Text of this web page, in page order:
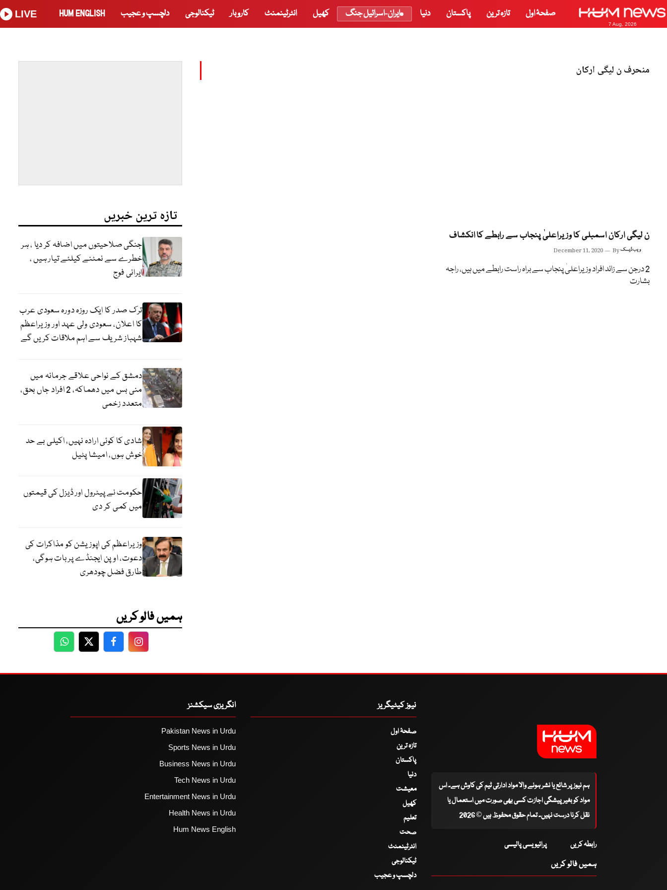
7 Aug, 2026
صفحۂ اول تازہ ترین پاکستان دنیا ایران-اسرائیل جنگ کھیل انٹرٹینمنٹ کاروبار ٹیکنالوجی دلچسپ و عجیب HUM ENGLISH
LIVE
منحرف ن لیگی ارکان
ن لیگی ارکان اسمبلی کا وزیراعلیٰ پنجاب سے رابطے کا انکشاف
December 11, 2020 Byویب ڈیسک
2 درجن سے زائد افراد وزیراعلیٰ پنجاب سے براہ راست رابطے میں ہیں، راجہ
بشارت
تازہ ترین خبریں
جنگی صلاحیتوں میں اضافہ کر دیا ، ہر
خطرے سے نمٹنے کیلئے تیار ہیں ،
ایرانی فوج
ترک صدر کا ایک روزہ دورہ سعودی عرب
کا اعلان، سعودی ولی عہد اور وزیراعظم
شہباز شریف سے اہم ملاقات کریں گے
دمشق کے نواحی علاقے جرمانہ میں
منی بس میں دھماکہ، 2 افراد جاں بحق،
متعدد زخمی
شادی کا کوئی ارادہ نہیں، اکیلی بے حد
خوش ہوں، امیشا پٹیل
حکومت نے پیٹرول اور ڈیزل کی قیمتوں
میں کمی کر دی
وزیراعظم کی اپوزیشن کو مذاکرات کی
دعوت، اوپن ایجنڈے پر بات ہوگی،
طارق فضل چودھری
ہمیں فالو کریں
WhatsApp
TwitterFacebookFacebook
ہم نیوز پر شائع یا نشر ہونے والا مواد ادارتی ٹیم کی کاوش ہے۔ اس
مواد کو بغیر پیشگی اجازت کسی بھی صورت میں استعمال یا
نقل کرنا درست نہیں۔ تمام حقوق محفوظ ہیں © 2026
رابطہ کریں پرائیویسی پالیسی
ہمیں فالو کریں
نیوز کیٹیگریز
صفحۂ اول
تازہ ترین
پاکستان
دنیا
معیشت
کھیل
تعلیم
صحت
انٹرٹینمنٹ
ٹیکنالوجی
دلچسپ و عجیب
انگریزی سیکشنز
Pakistan News in Urdu
Sports News in Urdu
Business News in Urdu
Tech News in Urdu
Entertainment News in Urdu
Health News in Urdu
Hum News English